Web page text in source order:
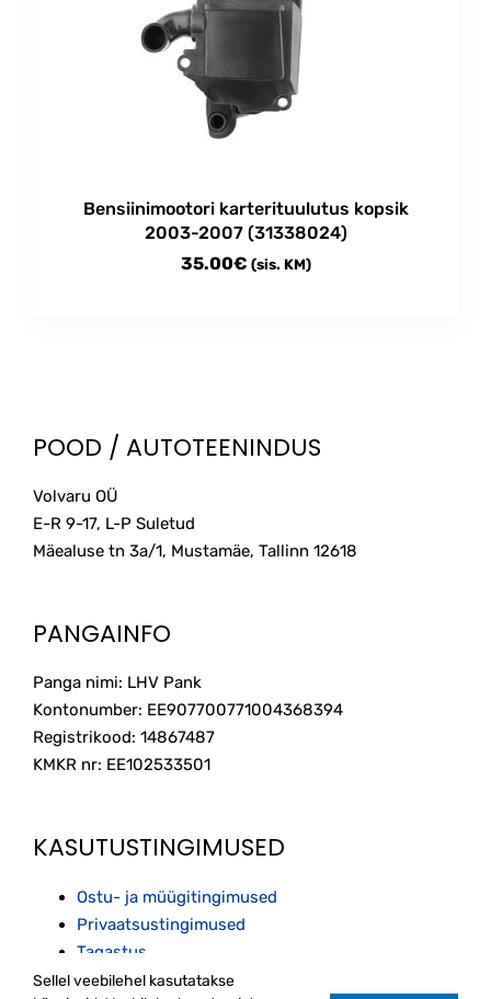
Bensiinimootori karterituulutus kopsik
2003-2007 (31338024)
35.00€ (sis. KM)
POOD / AUTOTEENINDUS
Volvaru OÜ
E-R 9-17, L-P Suletud
Mäealuse tn 3a/1, Mustamäe, Tallinn 12618
PANGAINFO
Panga nimi: LHV Pank
Kontonumber: EE907700771004368394
Registrikood: 14867487
KMKR nr: EE102533501
KASUTUSTINGIMUSED
Ostu- ja müügitingimused
Privaatsustingimused
Tagastus
Sellel veebilehel kasutatakse